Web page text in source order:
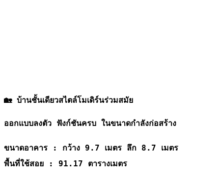
🏡 บ้านชั้นเดียวสไตล์โมเดิร์นร่วมสมัย
ออกแบบลงตัว ฟังก์ชันครบ ในขนาดกำลังก่อสร้าง
ขนาดอาคาร : กว้าง 9.7 เมตร ลึก 8.7 เมตร
พื้นที่ใช้สอย : 91.17 ตารางเมตร